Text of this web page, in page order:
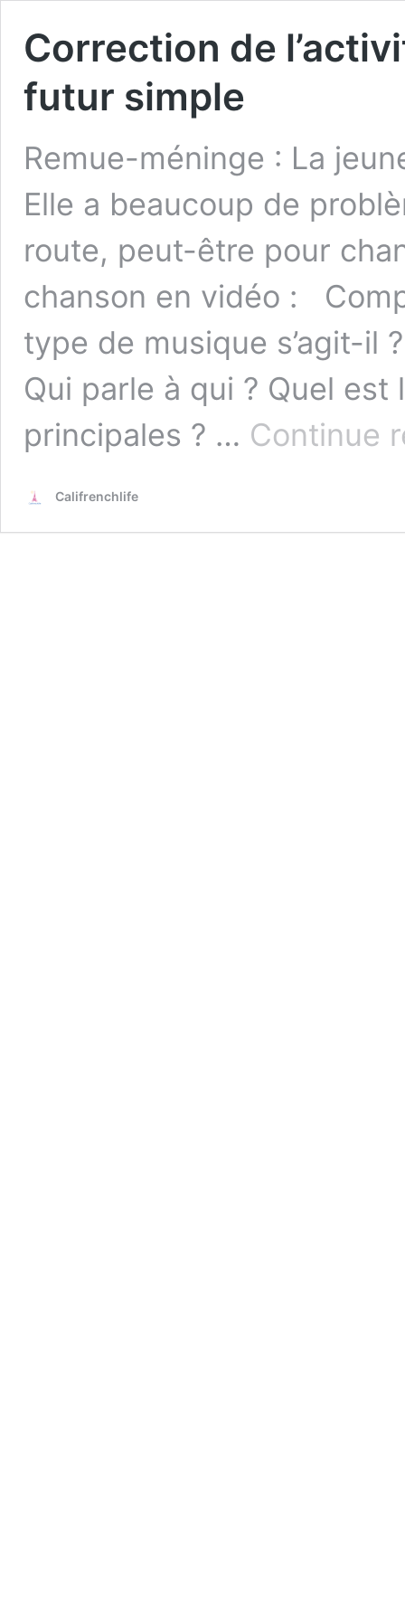
Correction de
futur simple
Remue-méninge : La
Elle a beaucoup de
route, peut-être pour
chanson en vidéo :
type de musique s’agit-il
Qui parle à qui ? Quel
principales ? … Continue
Califrenchlife